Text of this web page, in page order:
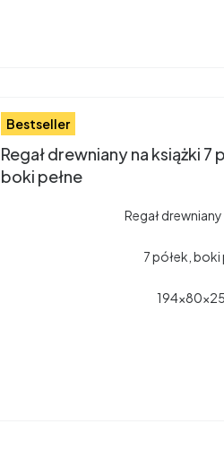
Bestseller
Regał drewniany na książki
boki pełne
Regał
7 półek, boki